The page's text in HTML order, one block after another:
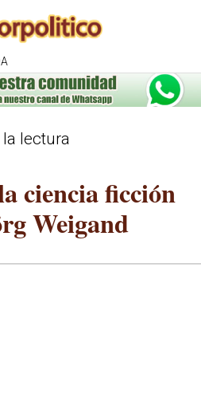
la lectura
ciencia ficción
Weigand